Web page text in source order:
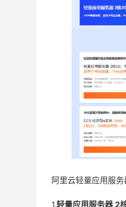
阿里云轻量应用服务
1.轻量应用服务器 2